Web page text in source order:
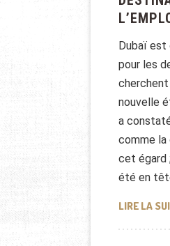
Dubaï est
pour les
cherchent
nouvelle
a
comme la
cet égard
été en
LIRE LA